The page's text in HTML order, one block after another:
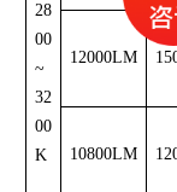
28
00
~
32
00
K
12000LM
10800LM